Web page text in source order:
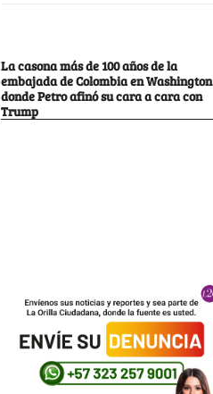
La casona más de 100 años de la
embajada de Colombia en Washington
donde Petro afinó su cara a cara con
Trump